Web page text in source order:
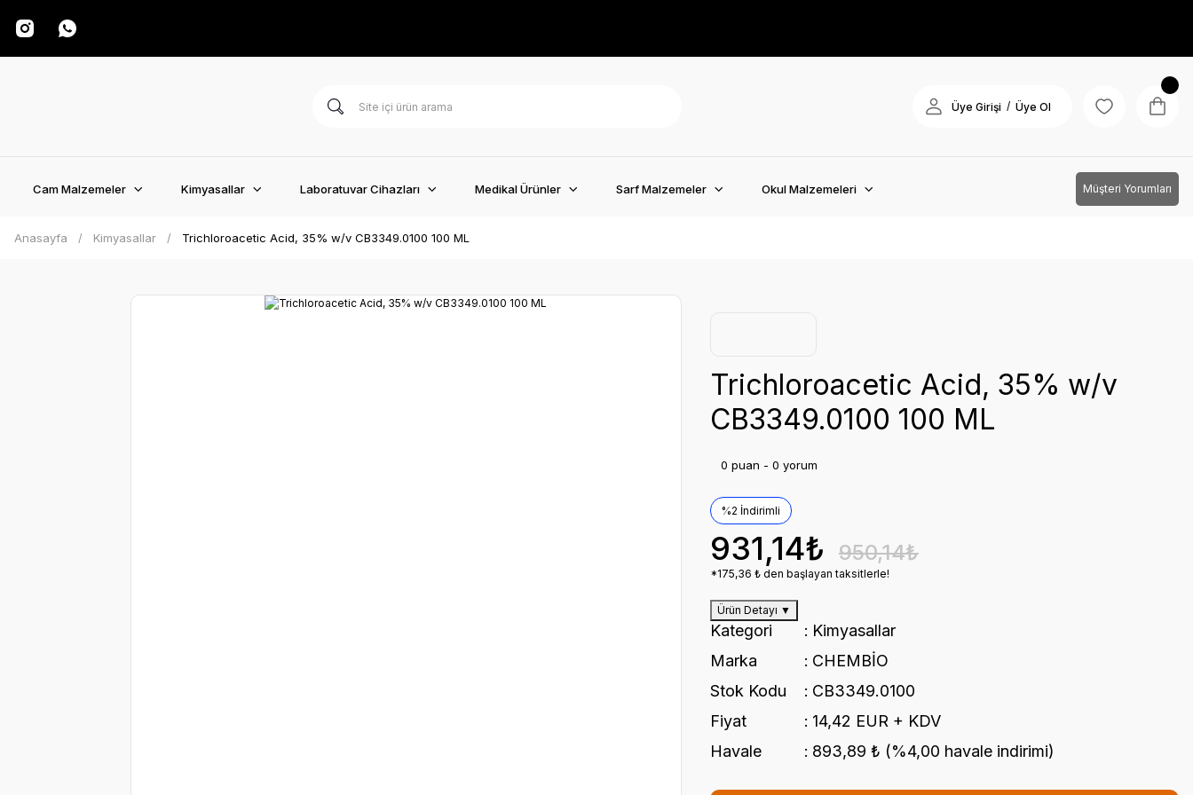
Üye Girişi / Üye Ol
Cam Malzemeler Kimyasallar Laboratuvar Cihazları Medikal Ürünler Sarf Malzemeler Okul Malzemeleri Müşteri Yorumları
Anasayfa Kimyasallar Trichloroacetic Acid, 35% w/v CB3349.0100 100 ML
Trichloroacetic Acid, 35% w/v
CB3349.0100 100 ML
0 puan - 0 yorum
%2 İndirimli
931,14₺ 950,14₺
*175,36 ₺ den başlayan taksitlerle!
Ürün Detayı ▼
Kategori
Kimyasallar
Marka
CHEMBİO
Stok Kodu
CB3349.0100
Fiyat
14,42 EUR + KDV
Havale
893,89 ₺ (%4,00 havale indirimi)